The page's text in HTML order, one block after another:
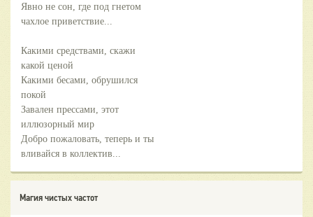
Явно не сон, где под гнетом
чахлое приветствие...
Какими средствами, скажи
какой ценой
Какими бесами, обрушился
покой
Завален прессами, этот
иллюзорный мир
Добро пожаловать, теперь и ты
вливайся в коллектив...
Магия чистых частот